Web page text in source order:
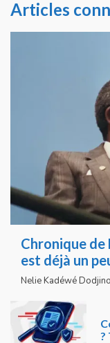
Articles
Chronique de
est déjà un
Nelie Kadéwé
?